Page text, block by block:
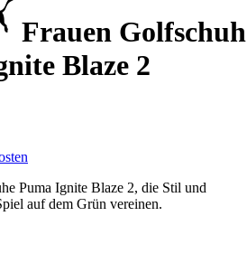
Frauen Golfschuh
Blaze 2
Puma Ignite Blaze 2, die Stil und
auf dem Grün vereinen.